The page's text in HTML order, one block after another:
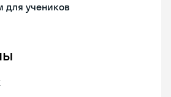
для учеников